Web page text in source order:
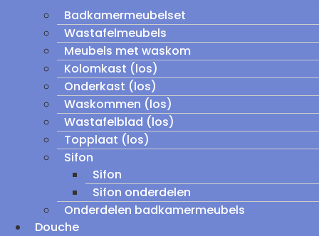
Badkamermeubelset
Wastafelmeubels
Meubels met waskom
Kolomkast (los)
Onderkast (los)
Waskommen (los)
Wastafelblad (los)
Topplaat (los)
Sifon
Sifon
Sifon onderdelen
Onderdelen badkamermeubels
Douche